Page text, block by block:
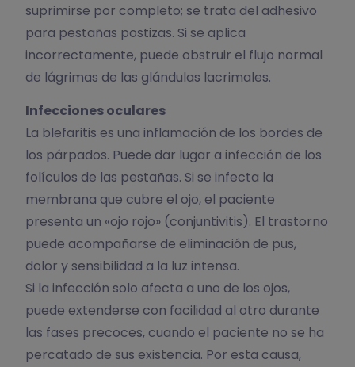
suprimirse por completo; se trata del adhesivo
para pestañas postizas. Si se aplica
incorrectamente, puede obstruir el flujo normal
de lágrimas de las glándulas lacrimales.
Infecciones oculares
La blefaritis es una inflamación de los bordes de
los párpados. Puede dar lugar a infección de los
folículos de las pestañas. Si se infecta la
membrana que cubre el ojo, el paciente
presenta un «ojo rojo» (conjuntivitis). El trastorno
puede acompañarse de eliminación de pus,
dolor y sensibilidad a la luz intensa.
Si la infección solo afecta a uno de los ojos,
puede extenderse con facilidad al otro durante
las fases precoces, cuando el paciente no se ha
percatado de sus existencia. Por esta causa,